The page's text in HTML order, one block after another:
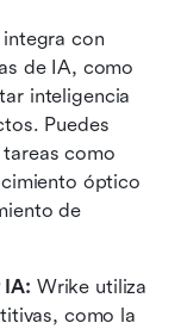
con
inteligencia
Puedes
como
óptico
de
IA: Wrike utiliza
como la